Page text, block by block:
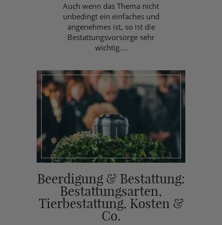
Auch wenn das Thema nicht
unbedingt ein einfaches und
angenehmes ist, so ist die
Bestattungsvorsorge sehr
wichtig....
Beerdigung & Bestattung:
Bestattungsarten,
Tierbestattung, Kosten &
Co.